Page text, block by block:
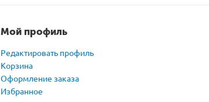
Мой профиль
Редактировать профиль
Корзина
Оформление заказа
Избранное